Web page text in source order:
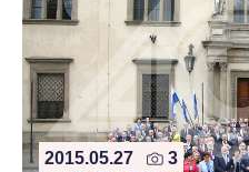
2015.05.27 3